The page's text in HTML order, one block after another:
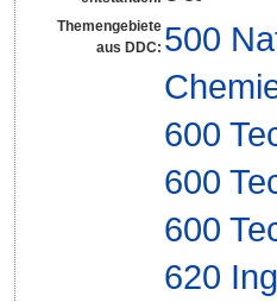
Themengebiete
aus DDC: 500
600
600
600
620